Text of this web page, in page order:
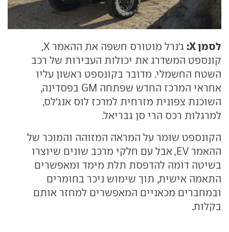
לסמן X:
ג'נרל מוטורס חשפה את ההאמר X,
קונספט המשדרג את יכולות העבירות של רכב
השטח החשמלי. מדובר בקונספט ראשון עליו
אחראי המרכז החדש שפתחה GM בפסדינה,
השוכנת צפונית מזרחית למרכז לוס אנג'לס,
למרגלות רכס הרי סן גבריאל.
הקונספט שומר על המראה המזוהה והמוכר של
ההאמר EV, אבל עם חלקי מרכב שונים שיוצרו
בשיטה דומה להדפסת תלת מימד ומאפשרים
התאמה אישית, תוך שימוש ניכר בחומרים
ובמחברים מכאניים המאפשרים למחזר אותם
בקלות.